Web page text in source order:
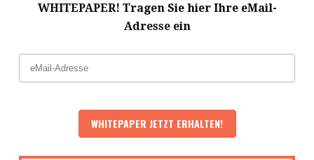
WHITEPAPER! Tragen Sie hier Ihre eMail-
Adresse ein